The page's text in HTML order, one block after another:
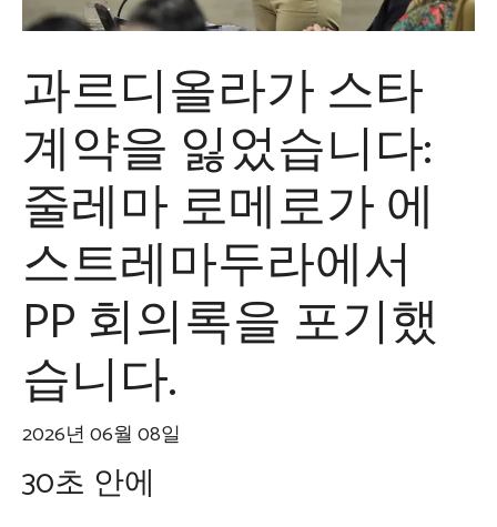
과르디올라가 스타
계약을 잃었습니다:
줄레마 로메로가 에
스트레마두라에서
PP 회의록을 포기했
습니다.
2026년 06월 08일
30초 안에